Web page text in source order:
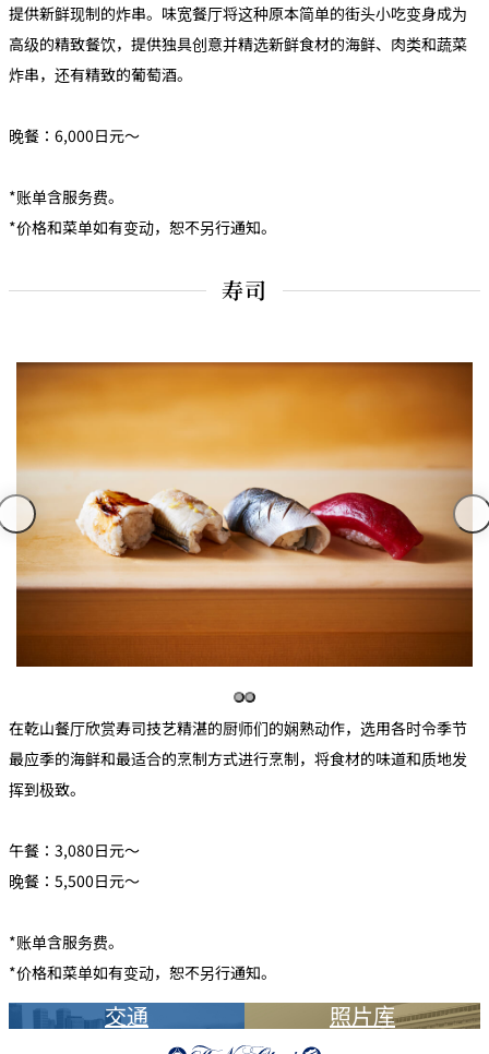
提供新鲜现制的炸串。味宽餐厅将这种原本简单的街头小吃变身成为
高级的精致餐饮，提供独具创意并精选新鲜食材的海鲜、肉类和蔬菜
炸串，还有精致的葡萄酒。
晚餐：6,000日元～
*账单含服务费。
*价格和菜单如有变动，恕不另行通知。
寿司
在乾山餐厅欣赏寿司技艺精湛的厨师们的娴熟动作，选用各时令季节
最应季的海鲜和最适合的烹制方式进行烹制，将食材的味道和质地发
挥到极致。
午餐：3,080日元～
晚餐：5,500日元～
*账单含服务费。
*价格和菜单如有变动，恕不另行通知。
交通 照片库